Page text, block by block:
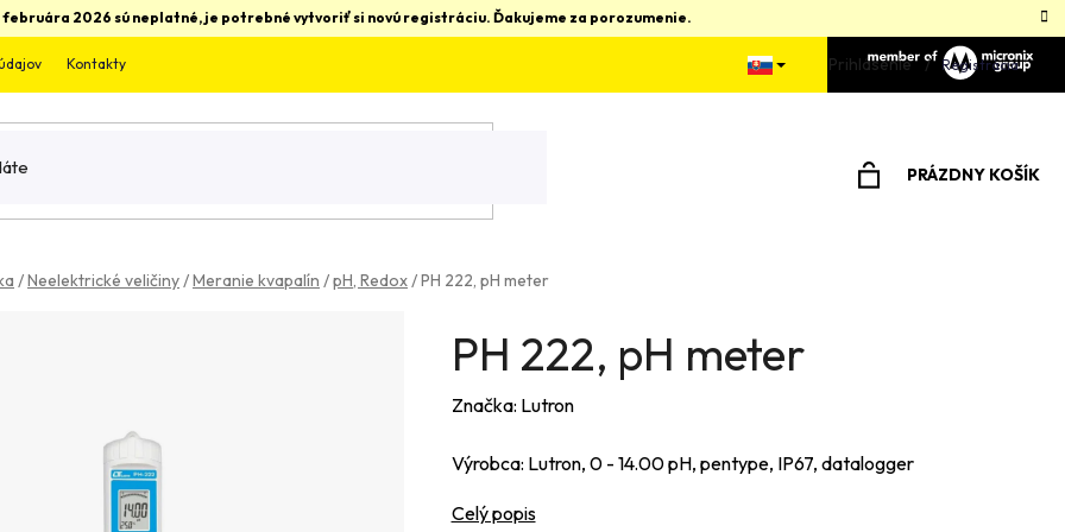
2026 sú neplatné, je potrebné vytvoriť si novú registráciu. Ďakujeme za porozumenie.
Kontakty Prihlásenie Registrácia
PRÁZDNY KOŠÍK
/Neelektrické veličiny/Meranie kvapalín /pH, Redox/PH 222, pH meter
PH 222, pH meter
Značka: Lutron
Výrobca: Lutron, 0 - 14.00 pH, pentype, IP67, datalogger
Celý popis